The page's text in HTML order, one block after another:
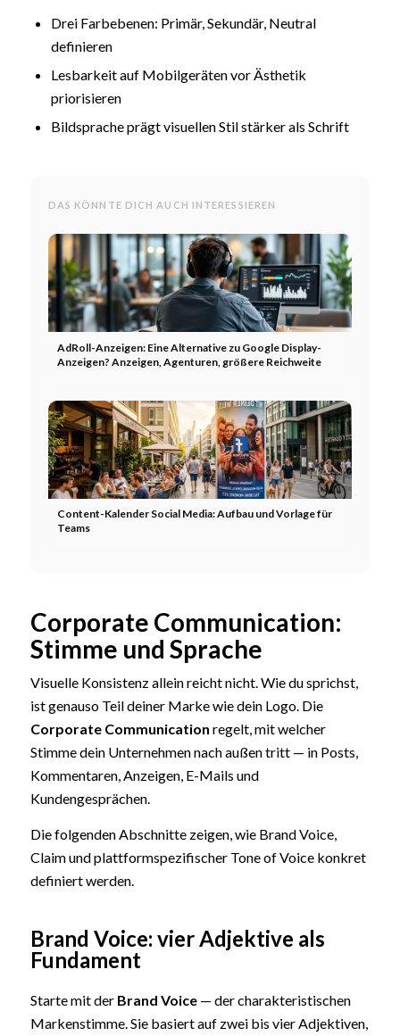
Drei Farbebenen: Primär, Sekundär, Neutral
definieren
Lesbarkeit auf Mobilgeräten vor Ästhetik
priorisieren
Bildsprache prägt visuellen Stil stärker als Schrift
DAS KÖNNTE DICH AUCH INTERESSIEREN
AdRoll-Anzeigen: Eine Alternative zu Google Display-
Anzeigen? Anzeigen, Agenturen, größere Reichweite
Content-Kalender Social Media: Aufbau und Vorlage für
Teams
Corporate Communication:
Stimme und Sprache
Visuelle Konsistenz allein reicht nicht. Wie du sprichst,
ist genauso Teil deiner Marke wie dein Logo. Die
Corporate Communication regelt, mit welcher
Stimme dein Unternehmen nach außen tritt — in Posts,
Kommentaren, Anzeigen, E-Mails und
Kundengesprächen.
Die folgenden Abschnitte zeigen, wie Brand Voice,
Claim und plattformspezifischer Tone of Voice konkret
definiert werden.
Brand Voice: vier Adjektive als
Fundament
Starte mit der Brand Voice— der charakteristischen
Markenstimme. Sie basiert auf zwei bis vier Adjektiven,